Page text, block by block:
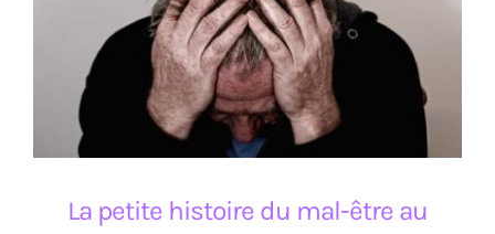
La petite histoire du mal-être au travail
La petite histoire du mal-être au